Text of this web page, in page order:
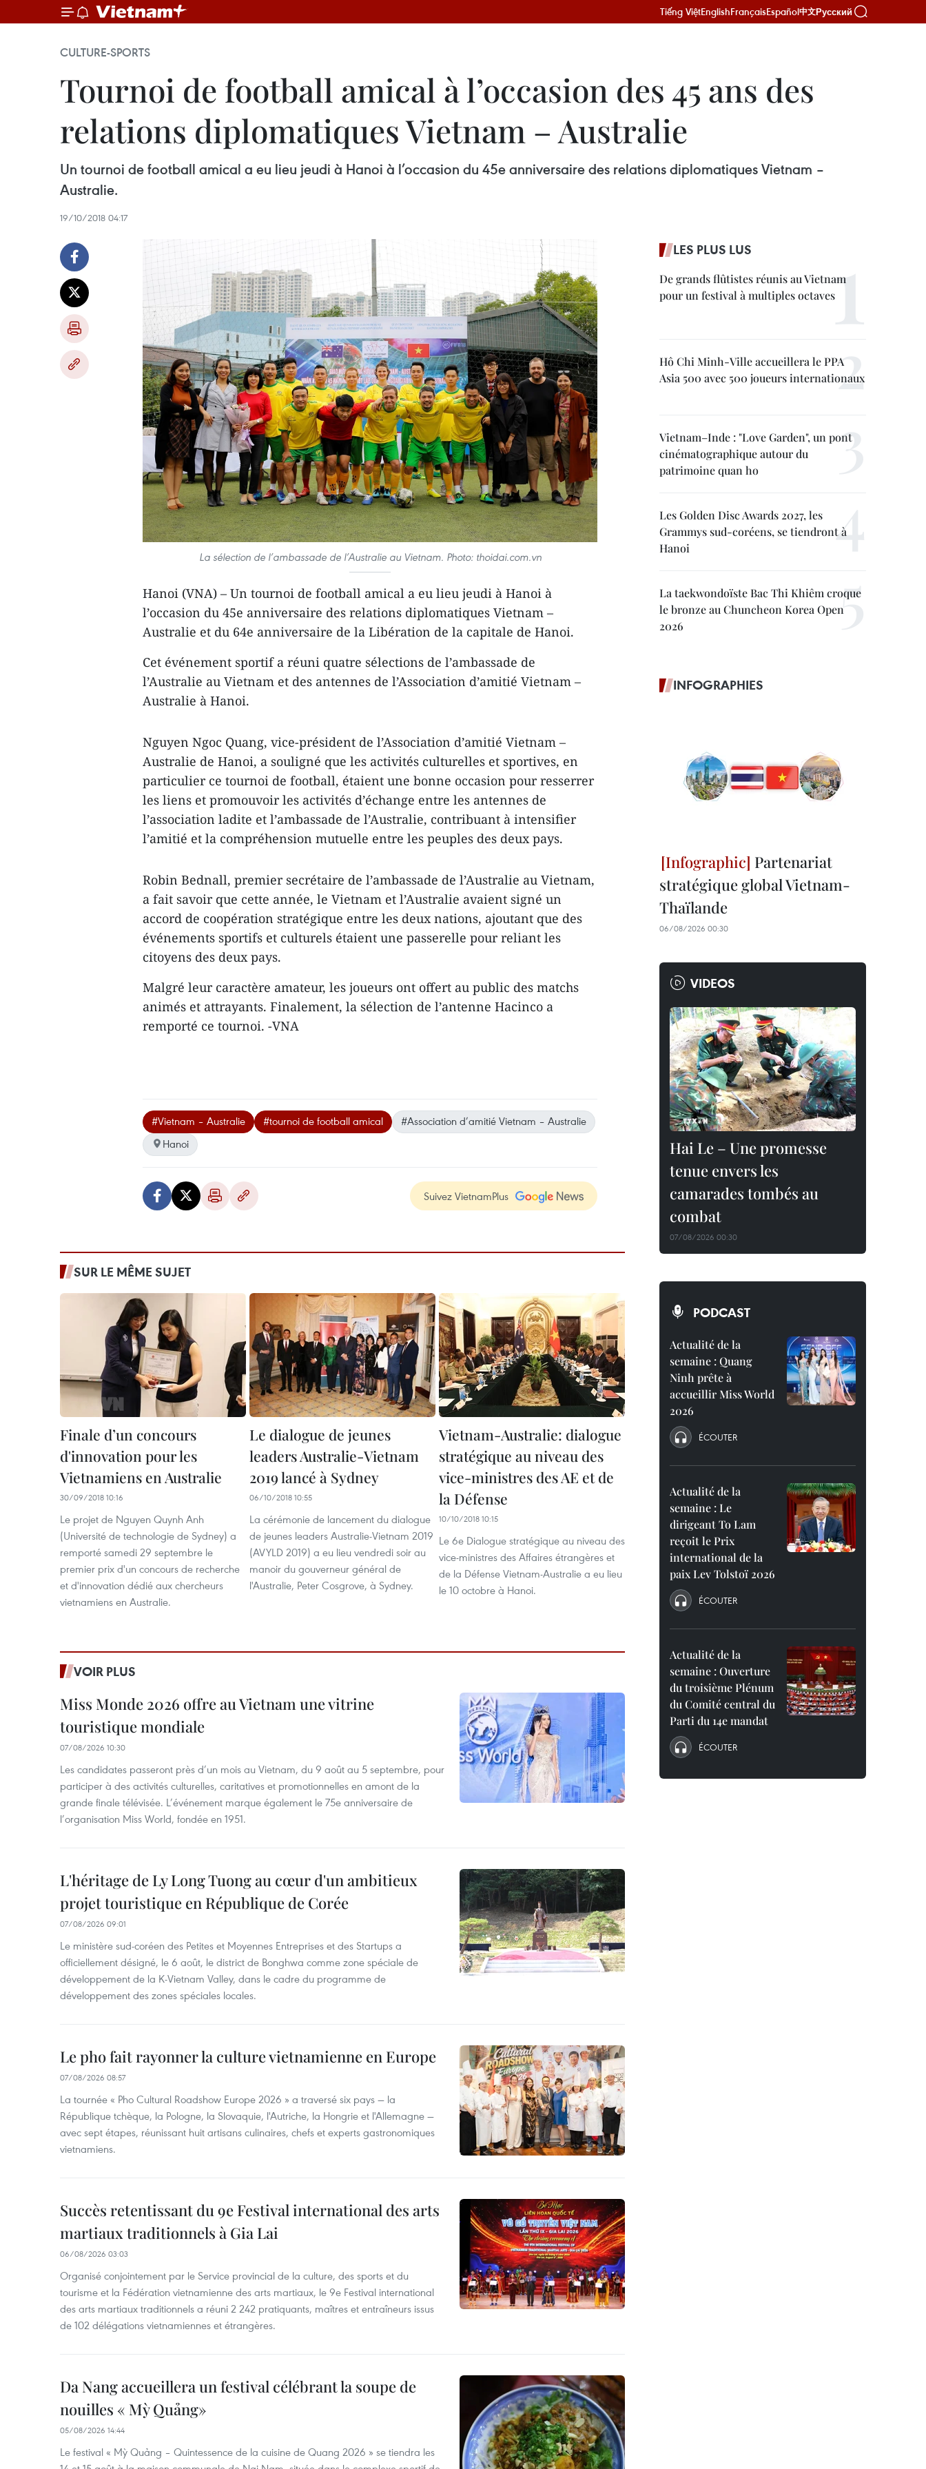
Tiếng ViệtEnglishFrançaisEspañol中文Русский
CULTURE-SPORTS
Tournoi de football amical à l’occasion des 45 ans des
relations diplomatiques Vietnam – Australie
Un tournoi de football amical a eu lieu jeudi à Hanoi à l’occasion du 45e anniversaire des relations diplomatiques Vietnam –
Australie.
19/10/2018 04:17
La sélection de l’ambassade de l’Australie au Vietnam. Photo: thoidai.com.vn
Hanoi (VNA) – Un tournoi de football amical a eu lieu jeudi à Hanoi à
l’occasion du 45e anniversaire des relations diplomatiques Vietnam –
Australie et du 64e anniversaire de la Libération de la capitale de Hanoi.
Cet événement sportif a réuni quatre sélections de l’ambassade de
l’Australie au Vietnam et des antennes de l’Association d’amitié Vietnam –
Australie à Hanoi.
Nguyen Ngoc Quang, vice-président de l’Association d’amitié Vietnam –
Australie de Hanoi, a souligné que les activités culturelles et sportives, en
particulier ce tournoi de football, étaient une bonne occasion pour resserrer
les liens et promouvoir les activités d’échange entre les antennes de
l’association ladite et l’ambassade de l’Australie, contribuant à intensifier
l’amitié et la compréhension mutuelle entre les peuples des deux pays.
Robin Bednall, premier secrétaire de l’ambassade de l’Australie au Vietnam,
a fait savoir que cette année, le Vietnam et l’Australie avaient signé un
accord de coopération stratégique entre les deux nations, ajoutant que des
événements sportifs et culturels étaient une passerelle pour reliant les
citoyens des deux pays.
Malgré leur caractère amateur, les joueurs ont offert au public des matchs
animés et attrayants. Finalement, la sélection de l’antenne Hacinco a
remporté ce tournoi. -VNA
#Vietnam – Australie #tournoi de football amical
#Association d’amitié Vietnam – Australie
Hanoi
Suivez VietnamPlus
SUR LE MÊME SUJET
Finale d’un concours
d'innovation pour les
Vietnamiens en Australie
30/09/2018 10:16
Le projet de Nguyen Quynh Anh
(Université de technologie de Sydney) a
remporté samedi 29 septembre le
premier prix d'un concours de recherche
et d'innovation dédié aux chercheurs
vietnamiens en Australie.
Le dialogue de jeunes
leaders Australie-Vietnam
2019 lancé à Sydney
06/10/2018 10:55
La cérémonie de lancement du dialogue
de jeunes leaders Australie-Vietnam 2019
(AVYLD 2019) a eu lieu vendredi soir au
manoir du gouverneur général de
l'Australie, Peter Cosgrove, à Sydney.
Vietnam-Australie: dialogue
stratégique au niveau des
vice-ministres des AE et de
la Défense
10/10/2018 10:15
Le 6e Dialogue stratégique au niveau des
vice-ministres des Affaires étrangères et
de la Défense Vietnam-Australie a eu lieu
le 10 octobre à Hanoi.
VOIR PLUS
Miss Monde 2026 offre au Vietnam une vitrine
touristique mondiale
07/08/2026 10:30
Les candidates passeront près d’un mois au Vietnam, du 9 août au 5 septembre, pour
participer à des activités culturelles, caritatives et promotionnelles en amont de la
grande finale télévisée. L’événement marque également le 75e anniversaire de
l’organisation Miss World, fondée en 1951.
L'héritage de Ly Long Tuong au cœur d'un ambitieux
projet touristique en République de Corée
07/08/2026 09:01
Le ministère sud-coréen des Petites et Moyennes Entreprises et des Startups a
officiellement désigné, le 6 août, le district de Bonghwa comme zone spéciale de
développement de la K-Vietnam Valley, dans le cadre du programme de
développement des zones spéciales locales.
Le pho fait rayonner la culture vietnamienne en Europe
07/08/2026 08:57
La tournée « Pho Cultural Roadshow Europe 2026 » a traversé six pays — la
République tchèque, la Pologne, la Slovaquie, l'Autriche, la Hongrie et l'Allemagne —
avec sept étapes, réunissant huit artisans culinaires, chefs et experts gastronomiques
vietnamiens.
Succès retentissant du 9e Festival international des arts
martiaux traditionnels à Gia Lai
06/08/2026 03:03
Organisé conjointement par le Service provincial de la culture, des sports et du
tourisme et la Fédération vietnamienne des arts martiaux, le 9e Festival international
des arts martiaux traditionnels a réuni 2 242 pratiquants, maîtres et entraîneurs issus
de 102 délégations vietnamiennes et étrangères.
Da Nang accueillera un festival célébrant la soupe de
nouilles « Mỳ Quảng»
05/08/2026 14:44
Le festival « Mỳ Quảng – Quintessence de la cuisine de Quang 2026 » se tiendra les
LES PLUS LUS
De grands flûtistes réunis au Vietnam
pour un festival à multiples octaves
Hô Chi Minh-Ville accueillera le PPA
Asia 500 avec 500 joueurs internationaux
Vietnam–Inde : "Love Garden", un pont
cinématographique autour du
patrimoine quan ho
Les Golden Disc Awards 2027, les
Grammys sud-coréens, se tiendront à
Hanoi
La taekwondoïste Bac Thi Khiêm croque
le bronze au Chuncheon Korea Open
2026
INFOGRAPHIES
Partenariat
stratégique global Vietnam-
Thaïlande
06/08/2026 00:30
VIDEOS
Hai Le – Une promesse
tenue envers les
camarades tombés au
combat
07/08/2026 00:30
PODCAST
Actualité de la
semaine : Quang
Ninh prête à
accueillir Miss World
2026
ÉCOUTER
Actualité de la
semaine : Le
dirigeant To Lam
reçoit le Prix
international de la
paix Lev Tolstoï 2026
ÉCOUTER
Actualité de la
semaine : Ouverture
du troisième Plénum
du Comité central du
Parti du 14e mandat
ÉCOUTER